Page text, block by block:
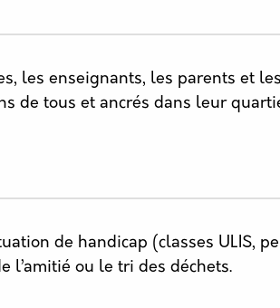
les enseignants, les parents et
de tous et ancrés dans leur
de handicap (classes ULIS,
l’amitié ou le tri des déchets.